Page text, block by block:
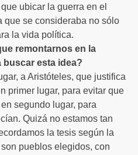
ubicar la guerra en el
que se consideraba no sólo
la vida política.
remontarnos en la
buscar esta idea?
a Aristóteles, que justifica
primer lugar, para evitar que
segundo lugar, para
Quizá no estamos tan
la tesis según la
pueblos elegidos, con